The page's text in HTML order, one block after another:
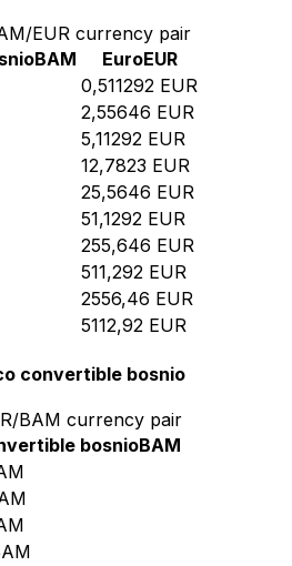
EUR currency pair
BAM EuroEUR
0,511292 EUR
2,55646 EUR
5,11292 EUR
12,7823 EUR
25,5646 EUR
51,1292 EUR
255,646 EUR
511,292 EUR
2556,46 EUR
5112,92 EUR
convertible bosnio
BAM currency pair
bosnioBAM